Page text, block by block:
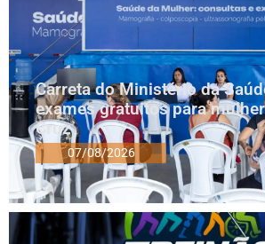
Carreta do Ministério da
exames gratuitos para
Cruz
07/08/2026